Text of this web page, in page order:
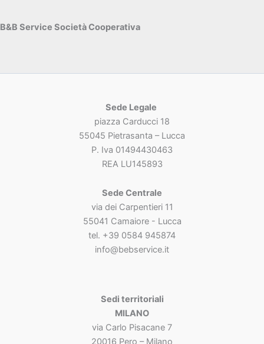
B&B Service Società Cooperativa
Sede Legale
piazza Carducci 18
55045 Pietrasanta – Lucca
P. Iva 01494430463
REA LU145893
Sede Centrale
via dei Carpentieri 11
55041 Camaiore - Lucca
tel. +39 0584 945874
info@bebservice.it
Sedi territoriali
MILANO
via Carlo Pisacane 7
20016 Pero – Milano